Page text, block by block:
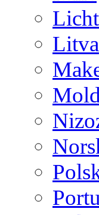
Litva